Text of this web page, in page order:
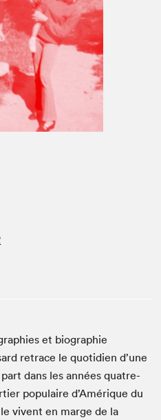
et biogra­phie
retrace le quo­ti­di­en d’une
dans les années qua­tre-
pop­u­laire d’Amérique du
vivent en marge de la